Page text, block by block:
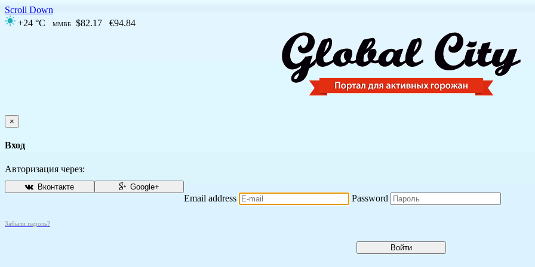
Scroll Down
+24 °C
ММВБ $82.17 €94.84
×
Вход
Авторизация через:
Вконтакте Google+
Email address Password
Забыли пароль?
Войти